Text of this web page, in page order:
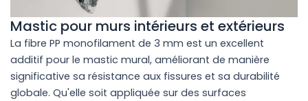
Mastic pour murs intérieurs et extérieurs
La fibre PP monofilament de 3 mm est un excellent
additif pour le mastic mural, améliorant de manière
significative sa résistance aux fissures et sa durabilité
globale. Qu'elle soit appliquée sur des surfaces